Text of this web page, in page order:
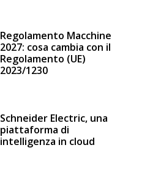
Regolamento Macchine
2027: cosa cambia con il
Regolamento (UE)
2023/1230
Schneider Electric, una
piattaforma di
intelligenza in cloud